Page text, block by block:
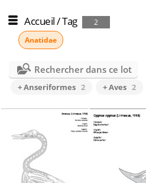
Accueil/Tag
2
Anatidae
Rechercher dans ce lot
+ Anseriformes 2 + Aves 2